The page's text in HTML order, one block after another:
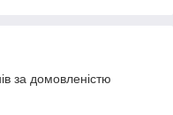
за домовленістю